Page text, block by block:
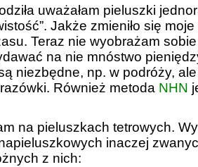
uważałam pieluszki
Jakże zmieniło się
Teraz nie wyobrażam
na nie mnóstwo
niezbędne, np. w podróży,
Również metoda NHN
na pieluszkach tetrowych.
inaczej
z nich: